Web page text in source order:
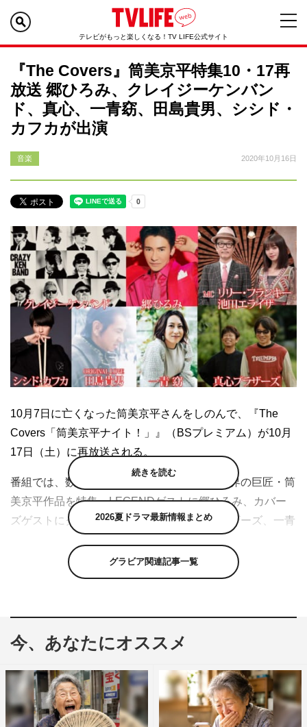
テレビがもっと楽しくなる！TV LIFE公式サイト
『The Covers』筒美京平特集10・17再
放送 郷ひろみ、クレイジーケンバン
ド、真心、一青窈、田島貴男、シシド・
カフカが出演
音楽 2020年10月16日
10月7日に亡くなった筒美京平さんをしのんで、『The
Covers「筒美京平ナイト！」』（BSプレミアム）が10月
17日（土）に再放送される。
番組では、数々の名曲を生み出した昭和歌謡界の巨匠・筒
美京平作品を特集。LEGENDゲストに郷ひろみ、カバー
ズゲストにクレイジーケンバンド、真心ブラザーズ、一青
え、筒美が遺した偉大な名曲の数々を歌い継ぎ、その魅力
を語り尽くす。
愁」「あなたがいたから僕がいた」を歌唱するほか、トー
話を明かす。
クレイジーケンバンドは、尾崎紀世彦の「また逢う日ま
続きを読む
2026夏ドラマ最新情報まとめ
グラビア関連記事一覧
今、あなたにオススメ